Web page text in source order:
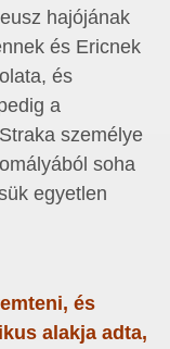
hajójának
és Ericnek
és
a
személye
soha
egyetlen
és
alakja adta,